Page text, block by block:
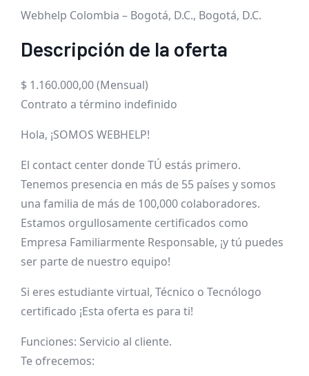
Webhelp Colombia – Bogotá, D.C., Bogotá, D.C.
Descripción de la oferta
$ 1.160.000,00 (Mensual)
Contrato a término indefinido
Hola, ¡SOMOS WEBHELP!
El contact center donde TÚ estás primero.
Tenemos presencia en más de 55 países y somos
una familia de más de 100,000 colaboradores.
Estamos orgullosamente certificados como
Empresa Familiarmente Responsable, ¡y tú puedes
ser parte de nuestro equipo!
Si eres estudiante virtual, Técnico o Tecnólogo
certificado ¡Esta oferta es para ti!
Funciones: Servicio al cliente.
Te ofrecemos: